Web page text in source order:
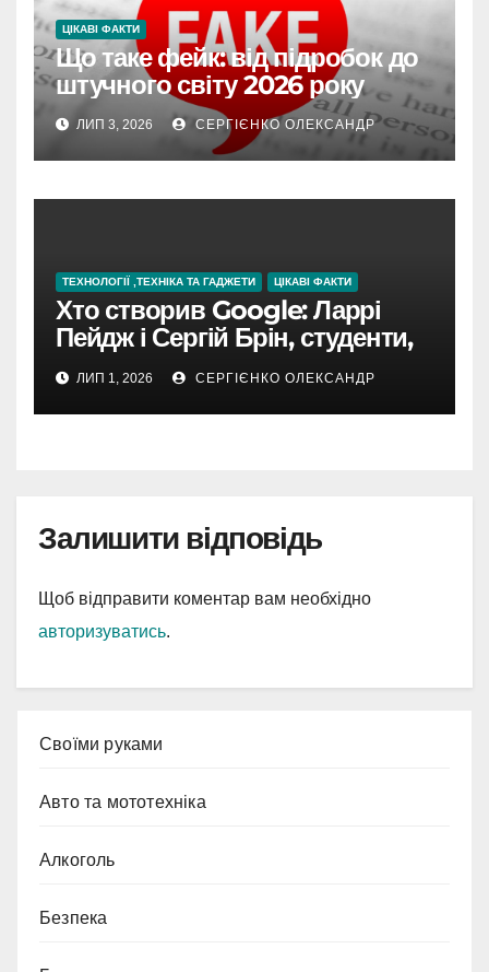
ЦІКАВІ ФАКТИ
Що таке фейк: від підробок до
штучного світу 2026 року
ЛИП 3, 2026 СЕРГІЄНКО ОЛЕКСАНДР
ТЕХНОЛОГІЇ ,ТЕХНІКА ТА ГАДЖЕТИ ЦІКАВІ ФАКТИ
Хто створив Google: Ларрі
Пейдж і Сергій Брін, студенти,
чия ідея підкорила інтернет
ЛИП 1, 2026 СЕРГІЄНКО ОЛЕКСАНДР
Залишити відповідь
Щоб відправити коментар вам необхідно
авторизуватись.
Cвоїми руками
Авто та мототехніка
Алкоголь
Безпека